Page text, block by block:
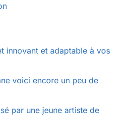
innovant et adaptable à vos
voici encore un peu de
par une jeune artiste de